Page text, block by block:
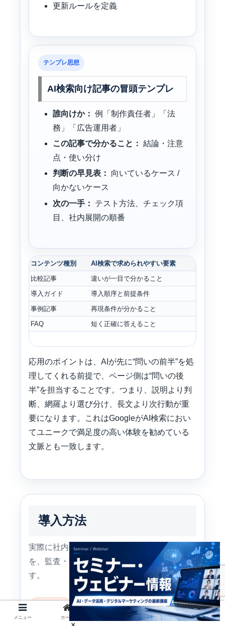
更新ルールを定義
テンプレ思想
AI検索向け記事の冒頭テンプレ
誰向けか： 例「制作責任者」「法
務」「広告運用者」
この記事で分かること： 結論・注意
点・使い分け
判断の早見表：
向いているケース /
向かないケース
次の一手：
テスト方法、チェック項
目、社内展開の順番
コンテンツ種別 AI検索で求められやすい要素
比較記事
違いが一目で分かること
導入ガイド
導入順序と前提条件
事例記事
再現条件が分かること
FAQ
短く正確に答えること
応用のポイントは、AIが先に“問いの前半”を処
理してくれる前提で、ページ側は“問いの後
半”を担当することです。つまり、説明より判
断、網羅より選び分け、長文より次行動が重
要になります。これはGoogleがAI検索におい
てユニークで満足度の高い体験を勧めている
文脈とも一致します。
導入方法
実際に社内やメディアで何から着手すべきか
を、監査・制作・公開・改善の流れで示しま
す。
✅ 実装手順
メニュー ホーム トップ サイドバー